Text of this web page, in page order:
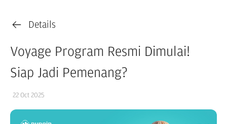
Details
Voyage Program Resmi Dimulai!
Siap Jadi Pemenang?
22 Oct 2025